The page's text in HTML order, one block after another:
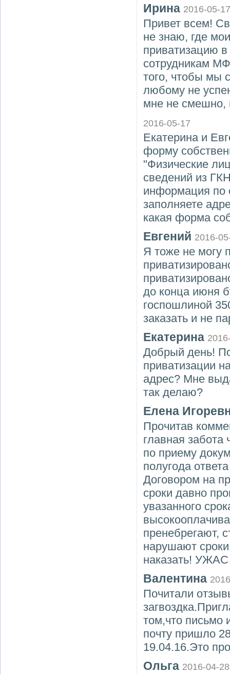
Ирина 2016-05-17
Привет всем!
не знаю, где
приватизацию
сотрудникам
того, чтобы мы
любому не
мне не смешно,
2016-05-17
Екатерина и
форму
"Физические
сведений из
информация по
заполняете
какая форма
Евгений 2016-
Я тоже не могу
до конца июня
госпошлиной
заказать и не
Екатерина
Добрый день!
приватизации
адрес? Мне
так делаю?
Елена
Прочитав
главная
по приему
полугода
Договором на
сроки давно
увазанного
пренебрегают,
нарушают сроки
наказать!
Валентина
Почитали
том,что письмо
почту пришло
19.04.16.Это
Ольга 2016-04-28